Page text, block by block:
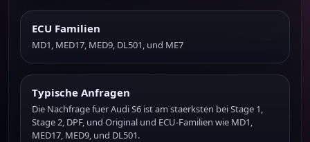
ECU Familien
MD1, MED17, MED9, DL501, und ME7
Typische Anfragen
Die Nachfrage fuer Audi S6 ist am staerksten bei Stage 1,
Stage 2, DPF, und Original und ECU-Familien wie MD1,
MED17, MED9, und DL501.